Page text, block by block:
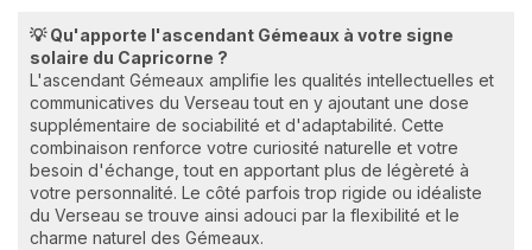
💡 Qu'apporte l'ascendant Gémeaux à votre signe
solaire du Capricorne ?
L'ascendant Gémeaux amplifie les qualités intellectuelles et
communicatives du Verseau tout en y ajoutant une dose
supplémentaire de sociabilité et d'adaptabilité. Cette
combinaison renforce votre curiosité naturelle et votre
besoin d'échange, tout en apportant plus de légèreté à
votre personnalité. Le côté parfois trop rigide ou idéaliste
du Verseau se trouve ainsi adouci par la flexibilité et le
charme naturel des Gémeaux.